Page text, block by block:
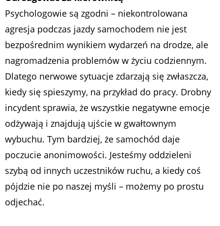
Psychologowie są zgodni – niekontrolowana
agresja podczas jazdy samochodem nie jest
bezpośrednim wynikiem wydarzeń na drodze, ale
nagromadzenia problemów w życiu codziennym.
Dlatego nerwowe sytuacje zdarzają się zwłaszcza,
kiedy się spieszymy, na przykład do pracy. Drobny
incydent sprawia, że wszystkie negatywne emocje
odżywają i znajdują ujście w gwałtownym
wybuchu. Tym bardziej, że samochód daje
poczucie anonimowości. Jesteśmy oddzieleni
szybą od innych uczestników ruchu, a kiedy coś
pójdzie nie po naszej myśli – możemy po prostu
odjechać.